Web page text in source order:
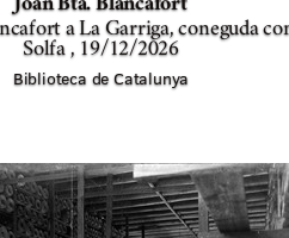
Joan Bta. Blancafort
a La Garriga, coneguda
Solfa , 19/12/2026
Biblioteca de Catalunya